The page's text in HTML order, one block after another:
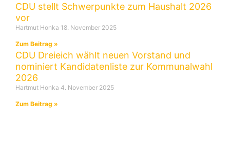
CDU stellt Schwerpunkte zum Haushalt 2026
vor
Hartmut Honka 18. November 2025
Zum Beitrag »
CDU Dreieich wählt neuen Vorstand und
nominiert Kandidatenliste zur Kommunalwahl
2026
Hartmut Honka 4. November 2025
Zum Beitrag »